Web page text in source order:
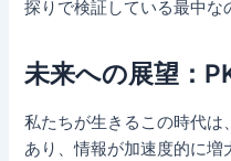
探りで検証している最中な
未来への展望：
私たちが生きるこの時代
あり、情報が加速度的に